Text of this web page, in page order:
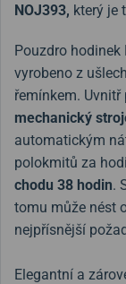
NOJ393, který je
Pouzdro hodinek
vyrobeno z
řemínkem.
mechanický
automatickým
polokmitů za
chodu 38 hodin.
tomu může nést
nejpřísnější
Elegantní a